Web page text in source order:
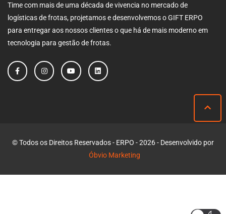
Time com mais de uma década de vivencia no mercado de
logísticas de frotas, projetamos e desenvolvemos o GIFT ERPO
para entregar aos nossos clientes o que há de mais moderno em
tecnologia para gestão de frotas.
© Todos os Direitos Reservados - ERPO - 2026 - Desenvolvido por
Óbvio Marketing